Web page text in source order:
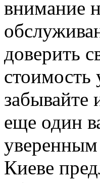
внимание
доверить
стоимость
забывайте
еще один
уверенным
Киеве